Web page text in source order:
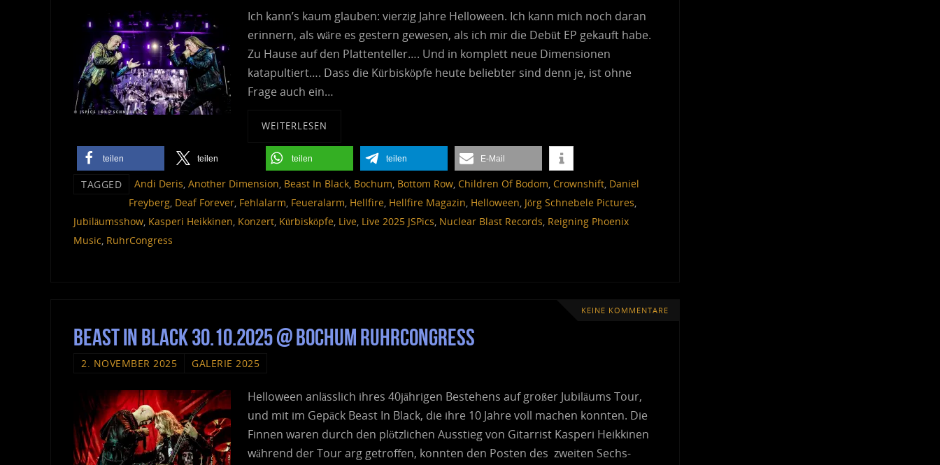
Ich kann’s kaum glauben: vierzig Jahre Helloween. Ich kann mich noch daran
erinnern, als wäre es gestern gewesen, als ich mir die Debüt EP gekauft habe.
Zu Hause auf den Plattenteller…. Und in komplett neue Dimensionen
katapultiert…. Dass die Kürbisköpfe heute beliebter sind denn je, ist ohne
Frage auch ein…
WEITERLESEN
teilen teilen teilen teilen E-Mail
TAGGED Andi Deris, Another Dimension, Beast In Black, Bochum, Bottom Row, Children Of Bodom, Crownshift, Daniel
Freyberg, Deaf Forever, Fehlalarm, Feueralarm, Hellfire, Hellfire Magazin, Helloween, Jörg Schnebele Pictures,
Jubiläumsshow, Kasperi Heikkinen, Konzert, Kürbisköpfe, Live, Live 2025 JSPics, Nuclear Blast Records, Reigning Phoenix
Music, RuhrCongress
KEINE KOMMENTARE
Beast In Black 30.10.2025 @ Bochum RuhrCongress
2. NOVEMBER 2025 GALERIE 2025
Helloween anlässlich ihres 40jährigen Bestehens auf großer Jubiläums Tour,
und mit im Gepäck Beast In Black, die ihre 10 Jahre voll machen konnten. Die
Finnen waren durch den plötzlichen Ausstieg von Gitarrist Kasperi Heikkinen
während der Tour arg getroffen, konnten den Posten des zweiten Sechs-